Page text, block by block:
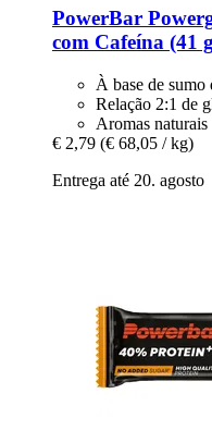
PowerBar
com Cafeína (41
À base de sumo
Relação 2:1 de
Aromas naturais
€ 2,79 (€ 68,05 / kg)
Entrega até 20. agosto